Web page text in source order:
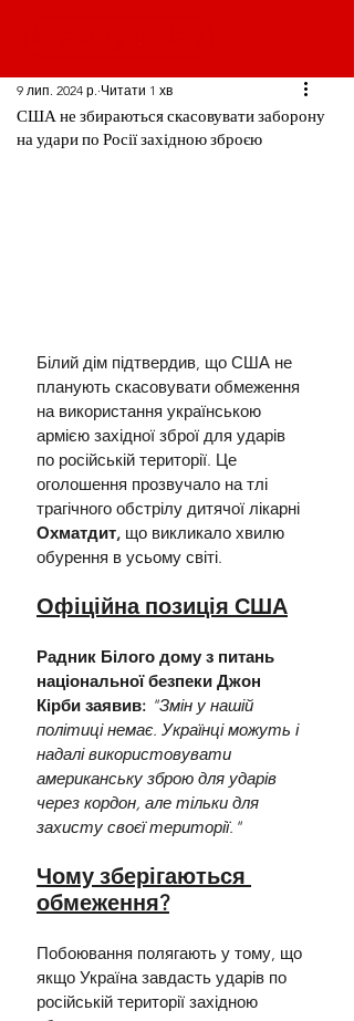
США не збираються скасовувати заборону
на удари по Росії західною зброєю
9 лип. 2024 р. Читати 1 хв
Білий дім підтвердив, що США не
планують скасовувати обмеження
на використання українською
армією західної зброї для ударів
по російській території. Це
оголошення прозвучало на тлі
трагічного обстрілу дитячої лікарні
Охматдит, що викликало хвилю
обурення в усьому світі.
Офіційна позиція США
Радник Білого дому з питань
національної безпеки Джон
Кірби заявив: "Змін у нашій
політиці немає. Українці можуть і
надалі використовувати
американську зброю для ударів
через кордон, але тільки для
захисту своєї території."
Чому зберігаються
обмеження?
Побоювання полягають у тому, що
якщо Україна завдасть ударів по
російській території західною